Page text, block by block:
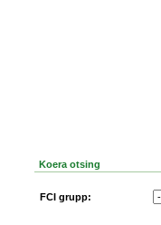
Koera otsing
FCI grupp: